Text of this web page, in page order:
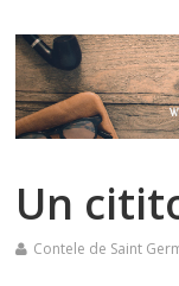
Un
Contele de Saint